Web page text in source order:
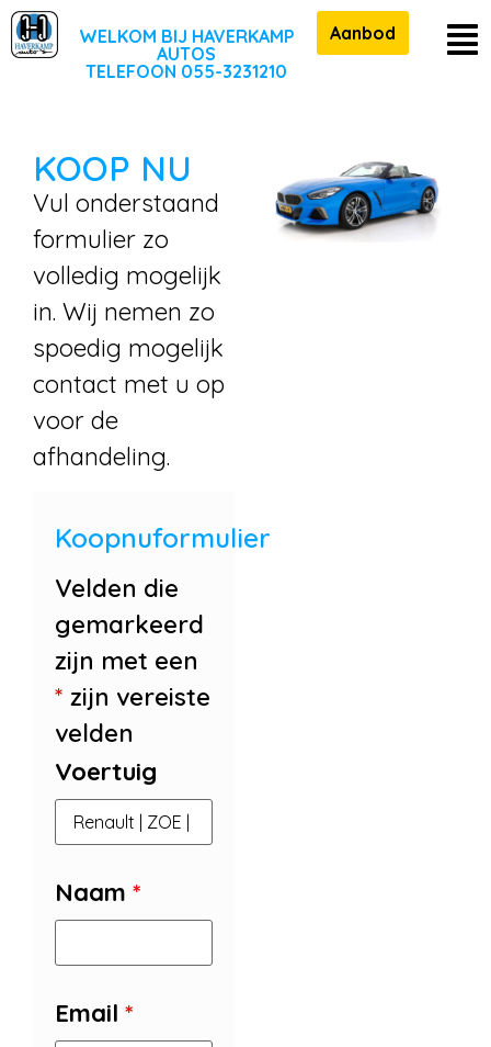
WELKOM BIJ HAVERKAMP
AUTOS
TELEFOON 055-3231210
Aanbod
KOOP NU
Vul onderstaand
formulier zo
volledig mogelijk
in. Wij nemen zo
spoedig mogelijk
contact met u op
voor de
afhandeling.
Koopnuformulier
Velden die
gemarkeerd
zijn met een
* zijn vereiste
velden
Voertuig
Naam *
Email *